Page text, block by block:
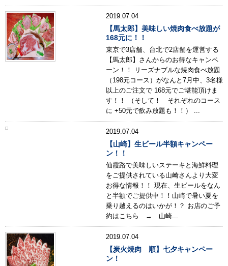
2019.07.04
【馬太郎】美味しい焼肉食べ放題が
168元に！！
東京で3店舗、台北で2店舗を運営する
【馬太郎】さんからのお得なキャンペ
ーン！！ リーズナブルな焼肉食べ放題
（198元コース）がなんと7月中、3名様
以上のご注文で 168元でご堪能頂けま
す！！ （そして！ それぞれのコース
に +50元で飲み放題も！！） ...
2019.07.04
【山崎】生ビール半額キャンペー
ン！！
仙霞路で美味しいステーキと海鮮料理
をご提供されている山崎さんより大変
お得な情報！！ 現在、生ビールをなん
と半額でご提供中！！山崎で暑い夏を
乗り越えるのはいかが！？ お店のご予
約はこちら → 山崎...
2019.07.04
【炭火焼肉 順】七夕キャンペー
ン！